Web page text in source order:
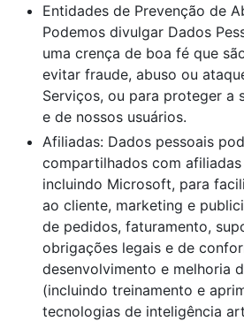
Entidades de Prevenção de
Podemos divulgar Dados
uma crença de boa fé que
evitar fraude, abuso ou
Serviços, ou para proteger a
e de nossos usuários.
Afiliadas: Dados pessoais
compartilhados com
incluindo Microsoft, para
ao cliente, marketing e
de pedidos, faturamento,
obrigações legais e de
desenvolvimento e melhoria
(incluindo treinamento e
tecnologias de inteligência